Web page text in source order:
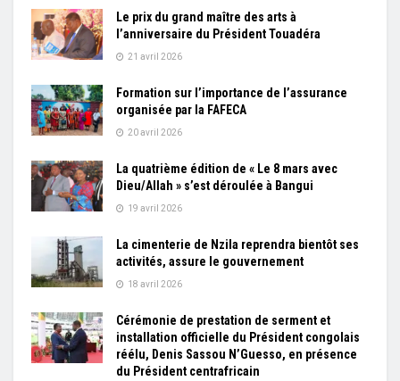
Le prix du grand maître des arts à
l’anniversaire du Président Touadéra
21 avril 2026
Formation sur l’importance de l’assurance
organisée par la FAFECA
20 avril 2026
La quatrième édition de « Le 8 mars avec
Dieu/Allah » s’est déroulée à Bangui
19 avril 2026
La cimenterie de Nzila reprendra bientôt ses
activités, assure le gouvernement
18 avril 2026
Cérémonie de prestation de serment et
installation officielle du Président congolais
réélu, Denis Sassou N’Guesso, en présence
du Président centrafricain